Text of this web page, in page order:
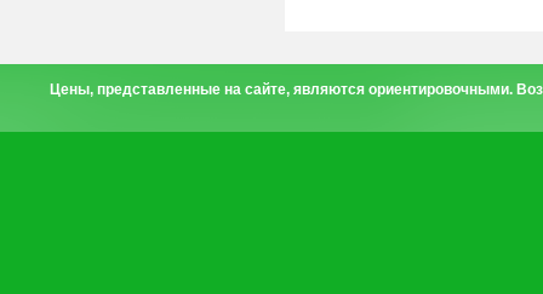
Цены, представленные на сайте, являются ориентировочными.